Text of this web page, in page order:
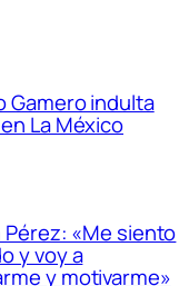
Gamero indulta
La México
«Me siento
y voy a
y motivarme»